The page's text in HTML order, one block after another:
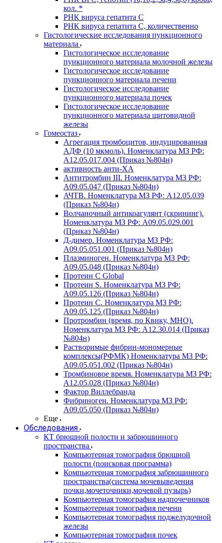
кол. *
РНК вируса гепатита C
РНК вируса гепатита C, количественно
Гистологические исследования пункционного
материала
Гистологическое исследование
пункционного материала молочной железы
Гистологическое исследование
пункционного материала печени
Гистологическое исследование
пункционного материала почек
Гистологическое исследование
пункционного материала щитовидной
железы
Гомеостаз
Агрегация тромбоцитов, индуцированная
АДФ (10 мкмоль). Номенклатура МЗ РФ:
A12.05.017.004 (Приказ №804н)
активность анти-ХА
Антитромбин III. Номенклатура МЗ РФ:
A09.05.047 (Приказ №804н)
АЧТВ. Номенклатура МЗ РФ: A12.05.039
(Приказ №804н)
Волчаночный антикоагулянт (скрининг).
Номенклатура МЗ РФ: A09.05.029.001
(Приказ №804н)
Д-димер. Номенклатура МЗ РФ:
A09.05.051.001 (Приказ №804н)
Плазминоген. Номенклатура МЗ РФ:
A09.05.048 (Приказ №804н)
Протеин C Global
Протеин S. Номенклатура МЗ РФ:
A09.05.126 (Приказ №804н)
Протеин С. Номенклатура МЗ РФ:
A09.05.125 (Приказ №804н)
Протромбин (время, по Квику, МНО).
Номенклатура МЗ РФ: A12.30.014 (Приказ
№804н)
Растворимые фибрин-мономерные
комплексы(РФМК) Номенклатура МЗ РФ:
A09.05.051.002 (Приказ №804н)
Тромбиновое время. Номенклатура МЗ РФ:
A12.05.028 (Приказ №804н)
Фактор Виллебранда
Фибриноген. Номенклатура МЗ РФ:
A09.05.050 (Приказ №804н)
Еще
Обследования
КТ брюшной полости и забрюшинного
пространства
Компьютерная томография брюшной
полости (поисковая программа)
Компьютерная томография забрюшинного
пространства(система мочевыведения
почки,мочеточники,мочевой пузырь)
Компьютерная томография надпочечников
Компьютерная томография печени
Компьютерная томография поджелудочной
железы
Компьютерная томография почек